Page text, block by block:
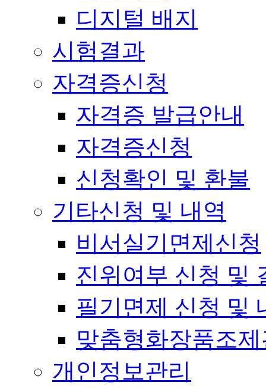
디지털 배지
시험결과
자격증신청
자격증 발급안내
자격증신청
신청확인 및 환불
기타신청 및 내역
비서실기면제신청
진위여부 신청 및
필기면제 신청 및
맞춤형화장품조
개인정보관리